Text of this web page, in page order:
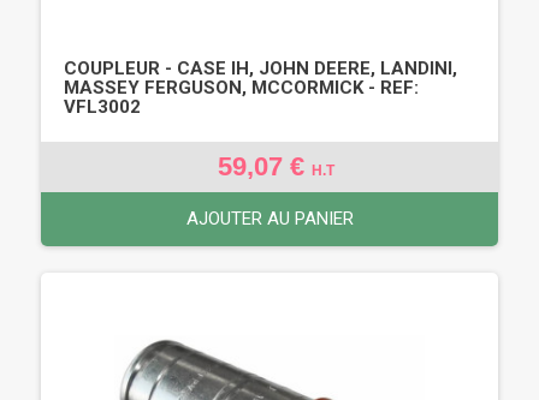
COUPLEUR - CASE IH, JOHN DEERE, LANDINI,
MASSEY FERGUSON, MCCORMICK - REF:
VFL3002
59,07 € H.T
AJOUTER AU PANIER